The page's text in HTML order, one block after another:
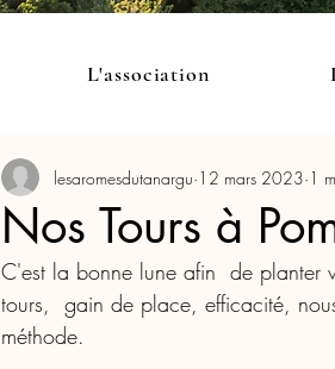
L'association
Nos Tours à
lesaromesdutanargu 12 mars 2023 1
C'est la bonne lune afin  de planter
tours,  gain de place, efficacité,
méthode.